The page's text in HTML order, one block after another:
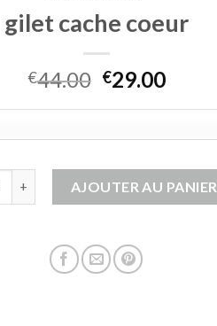
gilet cache coeur
€44.00 €29.00
AJOUTER AU PANIER